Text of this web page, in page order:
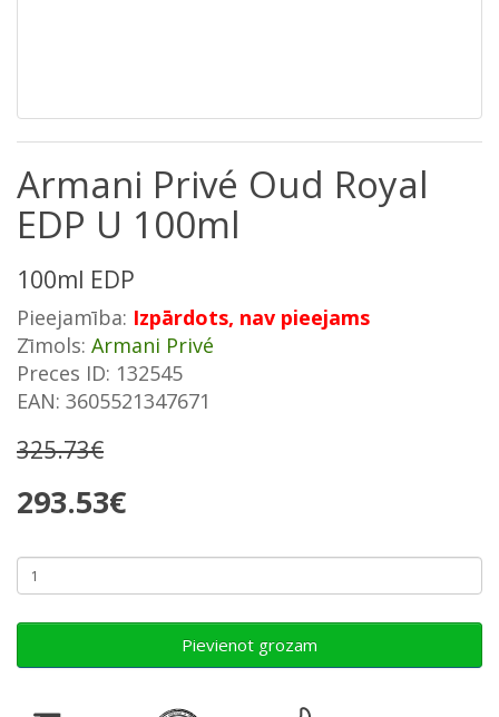
Armani Privé Oud Royal
EDP U 100ml
100ml EDP
Pieejamība: Izpārdots, nav pieejams
Zīmols: Armani Privé
Preces ID: 132545
EAN: 3605521347671
325.73€
293.53€
Pievienot grozam